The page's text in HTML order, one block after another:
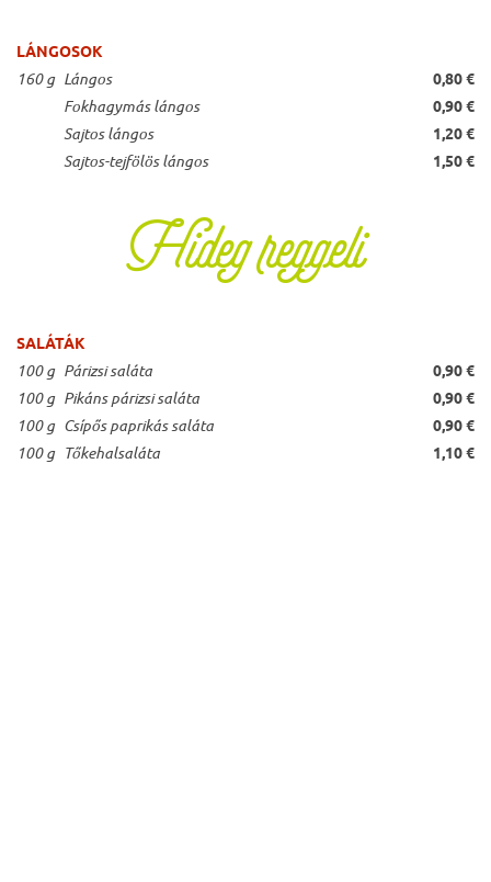
LÁNGOSOK
160 g Lángos
0,80 €
Fokhagymás lángos
0,90 €
Sajtos lángos
1,20 €
Sajtos-tejfölös lángos
1,50 €
Hideg reggeli
SALÁTÁK
100 g Párizsi saláta
0,90 €
100 g Pikáns párizsi saláta
0,90 €
100 g Csípős paprikás saláta
0,90 €
100 g
Tőkehalsaláta 1,10 €